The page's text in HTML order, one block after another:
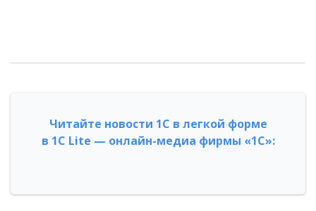
Читайте новости 1С в легкой форме
в 1С Lite — онлайн-медиа фирмы «1С»: